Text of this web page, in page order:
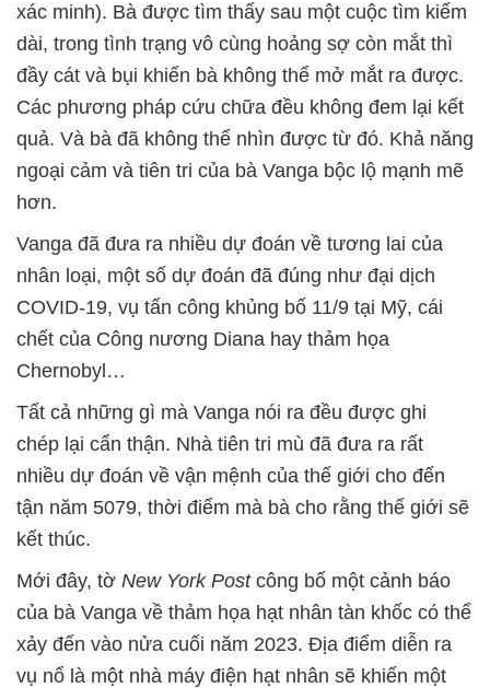
xác minh). Bà được tìm thấy sau một cuộc tìm kiếm
dài, trong tình trạng vô cùng hoảng sợ còn mắt thì
đầy cát và bụi khiến bà không thể mở mắt ra được.
Các phương pháp cứu chữa đều không đem lại kết
quả. Và bà đã không thể nhìn được từ đó. Khả năng
ngoại cảm và tiên tri của bà Vanga bộc lộ mạnh mẽ
hơn.
Vanga đã đưa ra nhiều dự đoán về tương lai của
nhân loại, một số dự đoán đã đúng như đại dịch
COVID-19, vụ tấn công khủng bố 11/9 tại Mỹ, cái
chết của Công nương Diana hay thảm họa
Chernobyl…
Tất cả những gì mà Vanga nói ra đều được ghi
chép lại cẩn thận. Nhà tiên tri mù đã đưa ra rất
nhiều dự đoán về vận mệnh của thế giới cho đến
tận năm 5079, thời điểm mà bà cho rằng thế giới sẽ
kết thúc.
Mới đây, tờ New York Post công bố một cảnh báo
của bà Vanga về thảm họa hạt nhân tàn khốc có thể
xảy đến vào nửa cuối năm 2023. Địa điểm diễn ra
vụ nổ là một nhà máy điện hạt nhân sẽ khiến một